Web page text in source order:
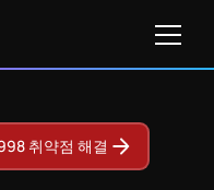
취약점 해결
가격 확인하기